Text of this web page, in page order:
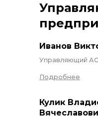
Иванов
Управляющий
Подробнее
Кулик